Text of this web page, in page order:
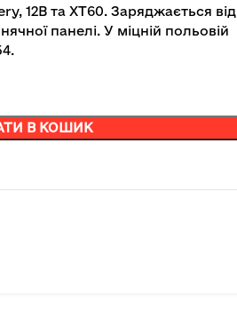
12В та XT60. Заряджається від
панелі. У міцній польовій
В КОШИК